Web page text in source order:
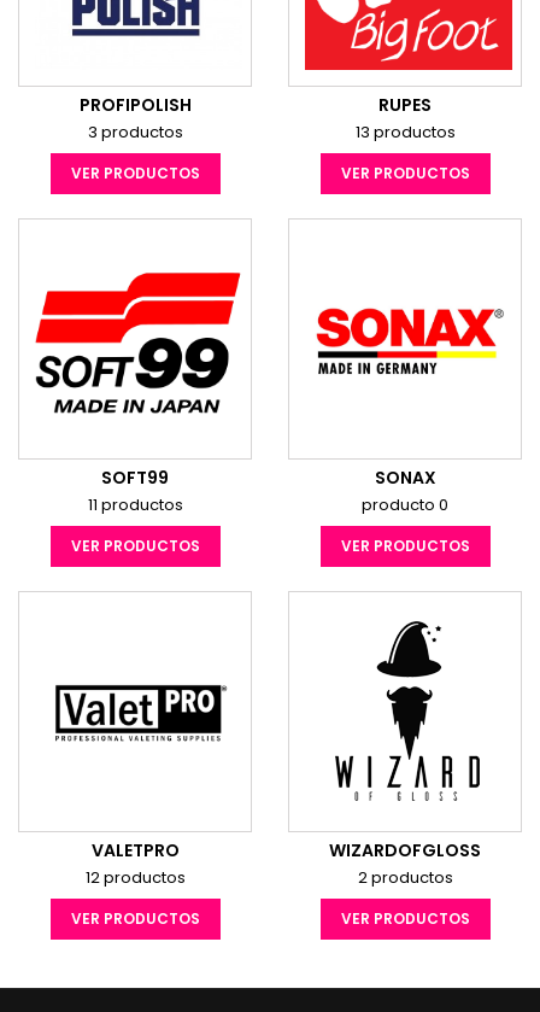
PROFIPOLISH
3 productos
VER PRODUCTOS
RUPES
13 productos
VER PRODUCTOS
SOFT99
11 productos
VER PRODUCTOS
SONAX
producto 0
VER PRODUCTOS
VALETPRO
12 productos
VER PRODUCTOS
WIZARDOFGLOSS
2 productos
VER PRODUCTOS